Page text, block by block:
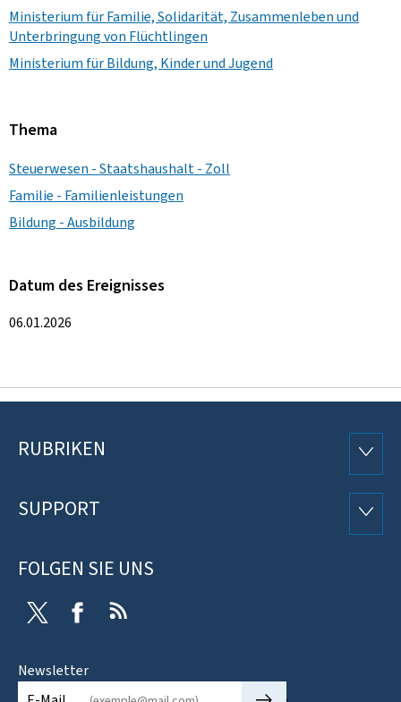
Ministerium für Familie, Solidarität, Zusammenleben und
Unterbringung von Flüchtlingen
Ministerium für Bildung, Kinder und Jugend
Thema
Steuerwesen - Staatshaushalt - Zoll
Familie - Familienleistungen
Bildung - Ausbildung
Datum des Ereignisses
06.01.2026
Footer
RUBRIKEN
SUPPORT
FOLGEN SIE UNS
Twitter Facebook
Newsletter